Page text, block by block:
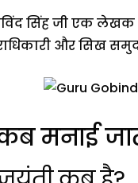
सिंह जी एक लेखक
और सिख
मनाई